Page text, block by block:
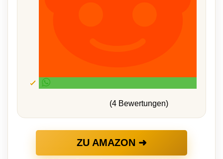
(4 Bewertungen)
ZU AMAZON ➜